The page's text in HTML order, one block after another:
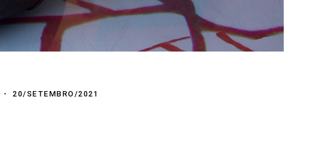
20/SETEMBRO/2021